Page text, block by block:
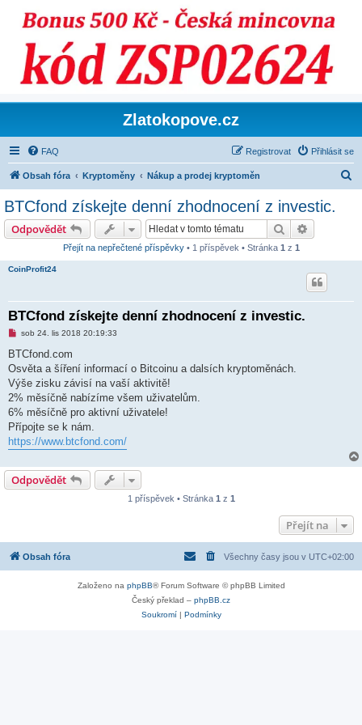
Zlatokopove.cz
FAQ Přihlásit se
Registrovat
Obsah fóra Kryptoměny Nákup a prodej kryptoměn
BTCfond získejte denní zhodnocení z investic.
Odpovědět Hledat
Přejít na nepřečtené příspěvky• 1 příspěvek • Stránka 1 z 1
CoinProfit24
BTCfond získejte denní zhodnocení z investic.
N
v
p
ř
í
s
p
v
e
k
sob 24. lis 2018 20:19:33
BTCfond.com
Osvěta a šíření informací o Bitcoinu a dalsích kryptoměnách.
Výše zisku závisí na vaší aktivitě!
2% měsíčně nabízíme všem uživatelům.
6% měsíčně pro aktivní uživatele!
Přípojte se k nám.
https://www.btcfond.com/
Odpovědět
1 příspěvek • Stránka 1 z 1
Přejít na
Obsah fóra Všechny časy jsou v UTC+02:00
Založeno na phpBB® Forum Software © phpBB Limited
Český překlad – phpBB.cz
Soukromí| Podmínky